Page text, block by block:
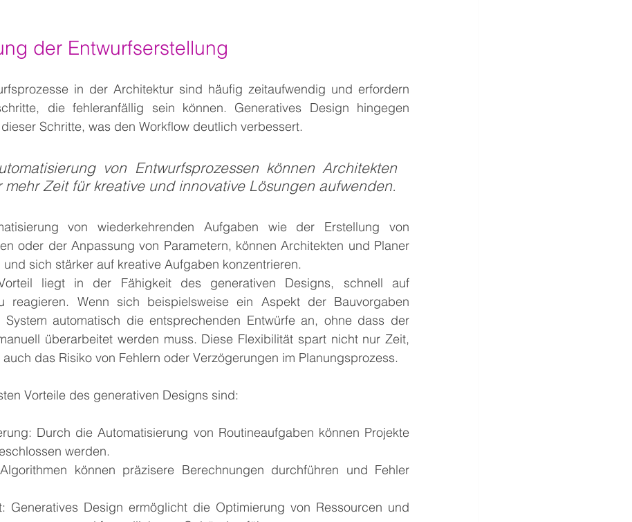
der Entwurfserstellung
in der Architektur sind häufig zeitaufwendig und erfordern
die fehleranfällig sein können. Generatives Design hingegen
Schritte, was den Workflow deutlich verbessert.
von Entwurfsprozessen können Architekten
mehr Zeit für kreative und innovative Lösungen aufwenden.
von wiederkehrenden Aufgaben wie der Erstellung von
oder der Anpassung von Parametern, können Architekten und Planer
sich stärker auf kreative Aufgaben konzentrieren.
liegt in der Fähigkeit des generativen Designs, schnell auf
reagieren. Wenn sich beispielsweise ein Aspekt der Bauvorgaben
automatisch die entsprechenden Entwürfe an, ohne dass der
überarbeitet werden muss. Diese Flexibilität spart nicht nur Zeit,
das Risiko von Fehlern oder Verzögerungen im Planungsprozess.
Vorteile des generativen Designs sind:
Durch die Automatisierung von Routineaufgaben können Projekte
werden.
können präzisere Berechnungen durchführen und Fehler
Generatives Design ermöglicht die Optimierung von Ressourcen und